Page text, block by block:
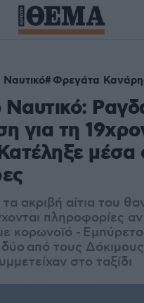
Ναυτικό Φρεγάτα
Ναυτικό:
για τη
μέσα
ακριβή αίτια του
πληροφορίες αν
κορωνοϊό -
από τους
στο ταξίδι